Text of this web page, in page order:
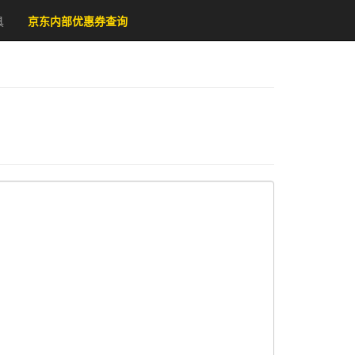
京东内部优惠券查询